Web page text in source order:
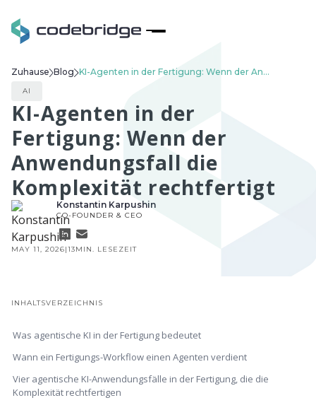
Zuhause Blog KI-Agenten in der Fertigung: Wenn der Anwendungsfall die Komplexität rechtfertigt
AI
KI-Agenten in der
Fertigung: Wenn der
Anwendungsfall die
Komplexität rechtfertigt
Konstantin Karpushin
CO-FOUNDER & CEO
MAY 11, 2026|13MIN. LESEZEIT
INHALTSVERZEICHNIS
Was agentische KI in der Fertigung bedeutet
Wann ein Fertigungs-Workflow einen Agenten verdient
Vier agentische KI-Anwendungsfälle in der Fertigung, die die
Komplexität rechtfertigen